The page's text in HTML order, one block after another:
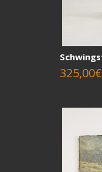
325,00€